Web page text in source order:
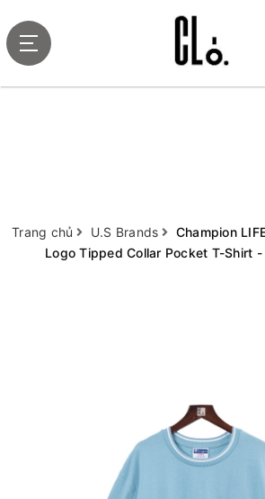
Trang chủ U.S Brands
Champion
Logo Tipped Collar Pocket T-Shirt